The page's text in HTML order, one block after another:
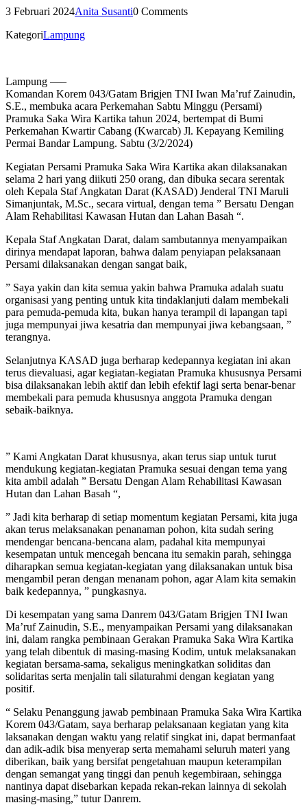
3 Februari 2024Anita Susanti0 Comments
KategoriLampung
Lampung —–
Komandan Korem 043/Gatam Brigjen TNI Iwan Ma’ruf Zainudin,
S.E., membuka acara Perkemahan Sabtu Minggu (Persami)
Pramuka Saka Wira Kartika tahun 2024, bertempat di Bumi
Perkemahan Kwartir Cabang (Kwarcab) Jl. Kepayang Kemiling
Permai Bandar Lampung. Sabtu (3/2/2024)
Kegiatan Persami Pramuka Saka Wira Kartika akan dilaksanakan
selama 2 hari yang diikuti 250 orang, dan dibuka secara serentak
oleh Kepala Staf Angkatan Darat (KASAD) Jenderal TNI Maruli
Simanjuntak, M.Sc., secara virtual, dengan tema ” Bersatu Dengan
Alam Rehabilitasi Kawasan Hutan dan Lahan Basah “.
Kepala Staf Angkatan Darat, dalam sambutannya menyampaikan
dirinya mendapat laporan, bahwa dalam penyiapan pelaksanaan
Persami dilaksanakan dengan sangat baik,
” Saya yakin dan kita semua yakin bahwa Pramuka adalah suatu
organisasi yang penting untuk kita tindaklanjuti dalam membekali
para pemuda-pemuda kita, bukan hanya terampil di lapangan tapi
juga mempunyai jiwa kesatria dan mempunyai jiwa kebangsaan, ”
terangnya.
Selanjutnya KASAD juga berharap kedepannya kegiatan ini akan
terus dievaluasi, agar kegiatan-kegiatan Pramuka khususnya Persami
bisa dilaksanakan lebih aktif dan lebih efektif lagi serta benar-benar
membekali para pemuda khususnya anggota Pramuka dengan
sebaik-baiknya.
” Kami Angkatan Darat khususnya, akan terus siap untuk turut
mendukung kegiatan-kegiatan Pramuka sesuai dengan tema yang
kita ambil adalah ” Bersatu Dengan Alam Rehabilitasi Kawasan
Hutan dan Lahan Basah “,
” Jadi kita berharap di setiap momentum kegiatan Persami, kita juga
akan terus melaksanakan penanaman pohon, kita sudah sering
mendengar bencana-bencana alam, padahal kita mempunyai
kesempatan untuk mencegah bencana itu semakin parah, sehingga
diharapkan semua kegiatan-kegiatan yang dilaksanakan untuk bisa
mengambil peran dengan menanam pohon, agar Alam kita semakin
baik kedepannya, ” pungkasnya.
Di kesempatan yang sama Danrem 043/Gatam Brigjen TNI Iwan
Ma’ruf Zainudin, S.E., menyampaikan Persami yang dilaksanakan
ini, dalam rangka pembinaan Gerakan Pramuka Saka Wira Kartika
yang telah dibentuk di masing-masing Kodim, untuk melaksanakan
kegiatan bersama-sama, sekaligus meningkatkan soliditas dan
solidaritas serta menjalin tali silaturahmi dengan kegiatan yang
positif.
“ Selaku Penanggung jawab pembinaan Pramuka Saka Wira Kartika
Korem 043/Gatam, saya berharap pelaksanaan kegiatan yang kita
laksanakan dengan waktu yang relatif singkat ini, dapat bermanfaat
dan adik-adik bisa menyerap serta memahami seluruh materi yang
diberikan, baik yang bersifat pengetahuan maupun keterampilan
dengan semangat yang tinggi dan penuh kegembiraan, sehingga
nantinya dapat disebarkan kepada rekan-rekan lainnya di sekolah
masing-masing,” tutur Danrem.